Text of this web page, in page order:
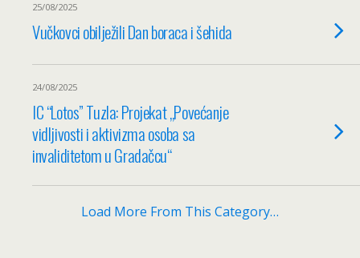
25/08/2025
Vučkovci obilježili Dan boraca i šehida
24/08/2025
IC “Lotos” Tuzla: Projekat „Povećanje
vidljivosti i aktivizma osoba sa
invaliditetom u Gradačcu“
Load More From This Category…